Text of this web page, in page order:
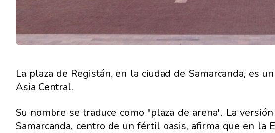
La plaza de Registán, en la ciudad de Samarcanda, es
Asia Central.
Su nombre se traduce como "plaza de arena". La
Samarcanda, centro de un fértil oasis, afirma que en la